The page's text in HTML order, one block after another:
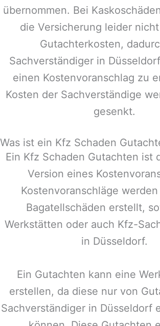
übernommen. Bei
die Versicherung leider
Gutachterkosten,
Sachverständiger in Düsseldorf
einen Kostenvoranschlag zu
Kosten der Sachverständige
gesenkt.
Was ist ein Kfz Schaden
Ein Kfz Schaden Gutachten ist
Version eines
Kostenvoranschläge
Bagatellschäden erstellt,
Werkstätten oder auch Kfz-
in Düsseldorf.
Ein Gutachten kann eine
erstellen, da diese nur von
Sachverständiger in Düsseldorf